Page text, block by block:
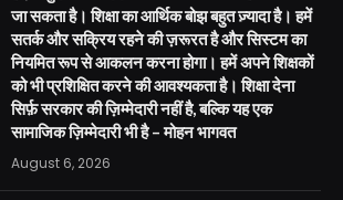
जा सकता है। शिक्षा का आर्थिक बोझ बहुत ज़्यादा है। हमें
सतर्क और सक्रिय रहने की ज़रूरत है और सिस्टम का
नियमित रूप से आकलन करना होगा। हमें अपने शिक्षकों
को भी प्रशिक्षित करने की आवश्यकता है। शिक्षा देना
सिर्फ़ सरकार की ज़िम्मेदारी नहीं है, बल्कि यह एक
सामाजिक ज़िम्मेदारी भी है – मोहन भागवत
August 6, 2026